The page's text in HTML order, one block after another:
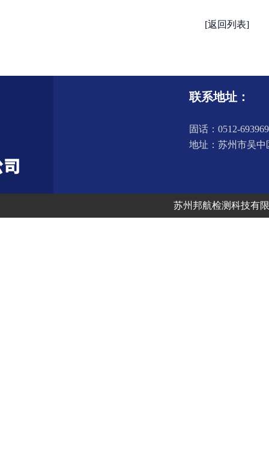
[返回列表]
联系地址：
固话：0512-
地址：苏州市吴中
联系方式：
苏州邦航检测科技